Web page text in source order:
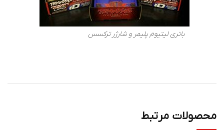
باتری لیتیوم پلیمر و شارژر ترکسس
محصولات مرتبط